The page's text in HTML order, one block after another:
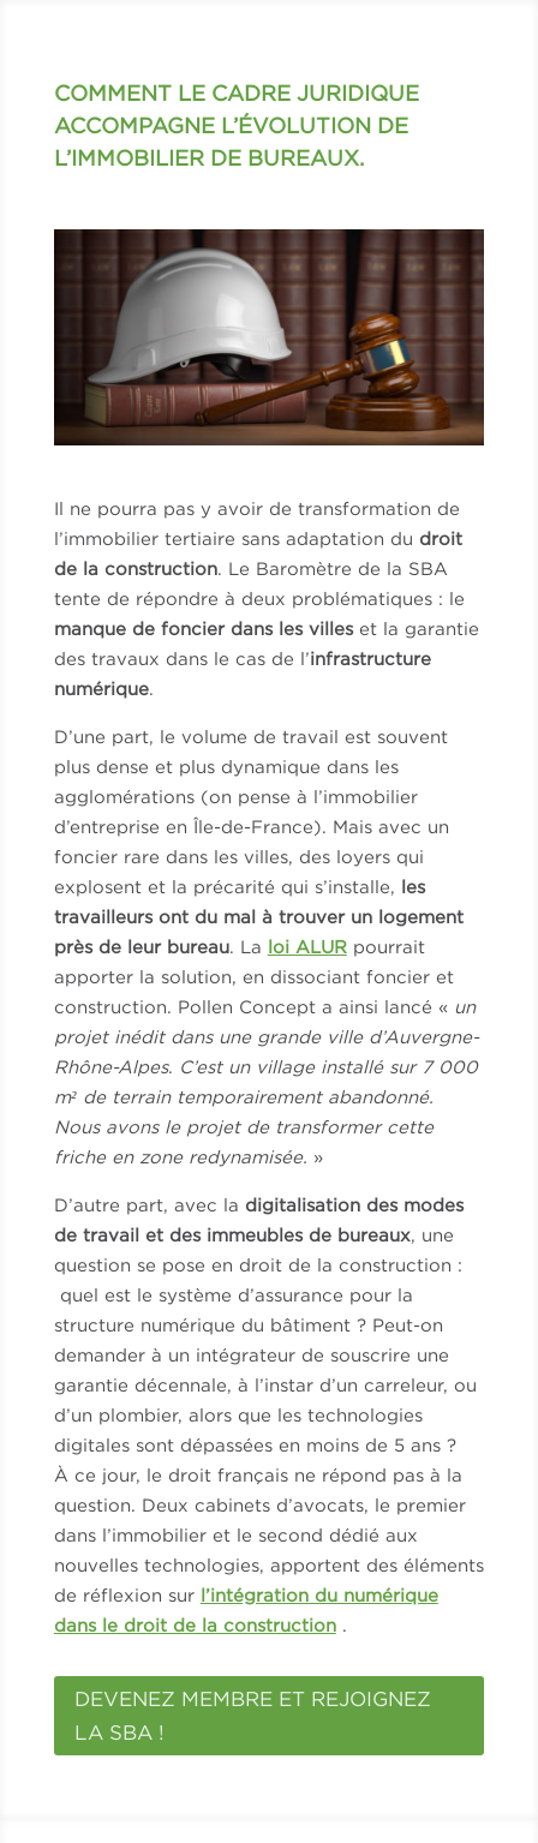
COMMENT LE CADRE JURIDIQUE
ACCOMPAGNE L’ÉVOLUTION DE
L’IMMOBILIER DE BUREAUX.
Il ne pourra pas y avoir de transformation de
l’immobilier tertiaire sans adaptation du droit
de la construction. Le Baromètre de la SBA
tente de répondre à deux problématiques : le
manque de foncier dans les villeset la garantie
des travaux dans le cas de l’infrastructure
numérique.
D’une part, le volume de travail est souvent
plus dense et plus dynamique dans les
agglomérations (on pense à l’immobilier
d’entreprise en Île-de-France). Mais avec un
foncier rare dans les villes, des loyers qui
explosent et la précarité qui s’installe, les
travailleurs ont du mal à trouver un logement
près de leur bureau. La loi ALURpourrait
apporter la solution, en dissociant foncier et
construction. Pollen Concept a ainsi lancé « un
projet inédit dans une grande ville d’Auvergne-
Rhône-Alpes. C’est un village installé sur 7 000
m² de terrain temporairement abandonné.
Nous avons le projet de transformer cette
friche en zone redynamisée. »
D’autre part, avec la digitalisation des modes
de travail et des immeubles de bureaux, une
question se pose en droit de la construction :
quel est le système d’assurance pour la
structure numérique du bâtiment ? Peut-on
demander à un intégrateur de souscrire une
garantie décennale, à l’instar d’un carreleur, ou
d’un plombier, alors que les technologies
digitales sont dépassées en moins de 5 ans ?
À ce jour, le droit français ne répond pas à la
question. Deux cabinets d’avocats, le premier
dans l’immobilier et le second dédié aux
nouvelles technologies, apportent des éléments
de réflexion sur l’intégration du numérique
dans le droit de la construction.
DEVENEZ MEMBRE ET REJOIGNEZ
LA SBA !